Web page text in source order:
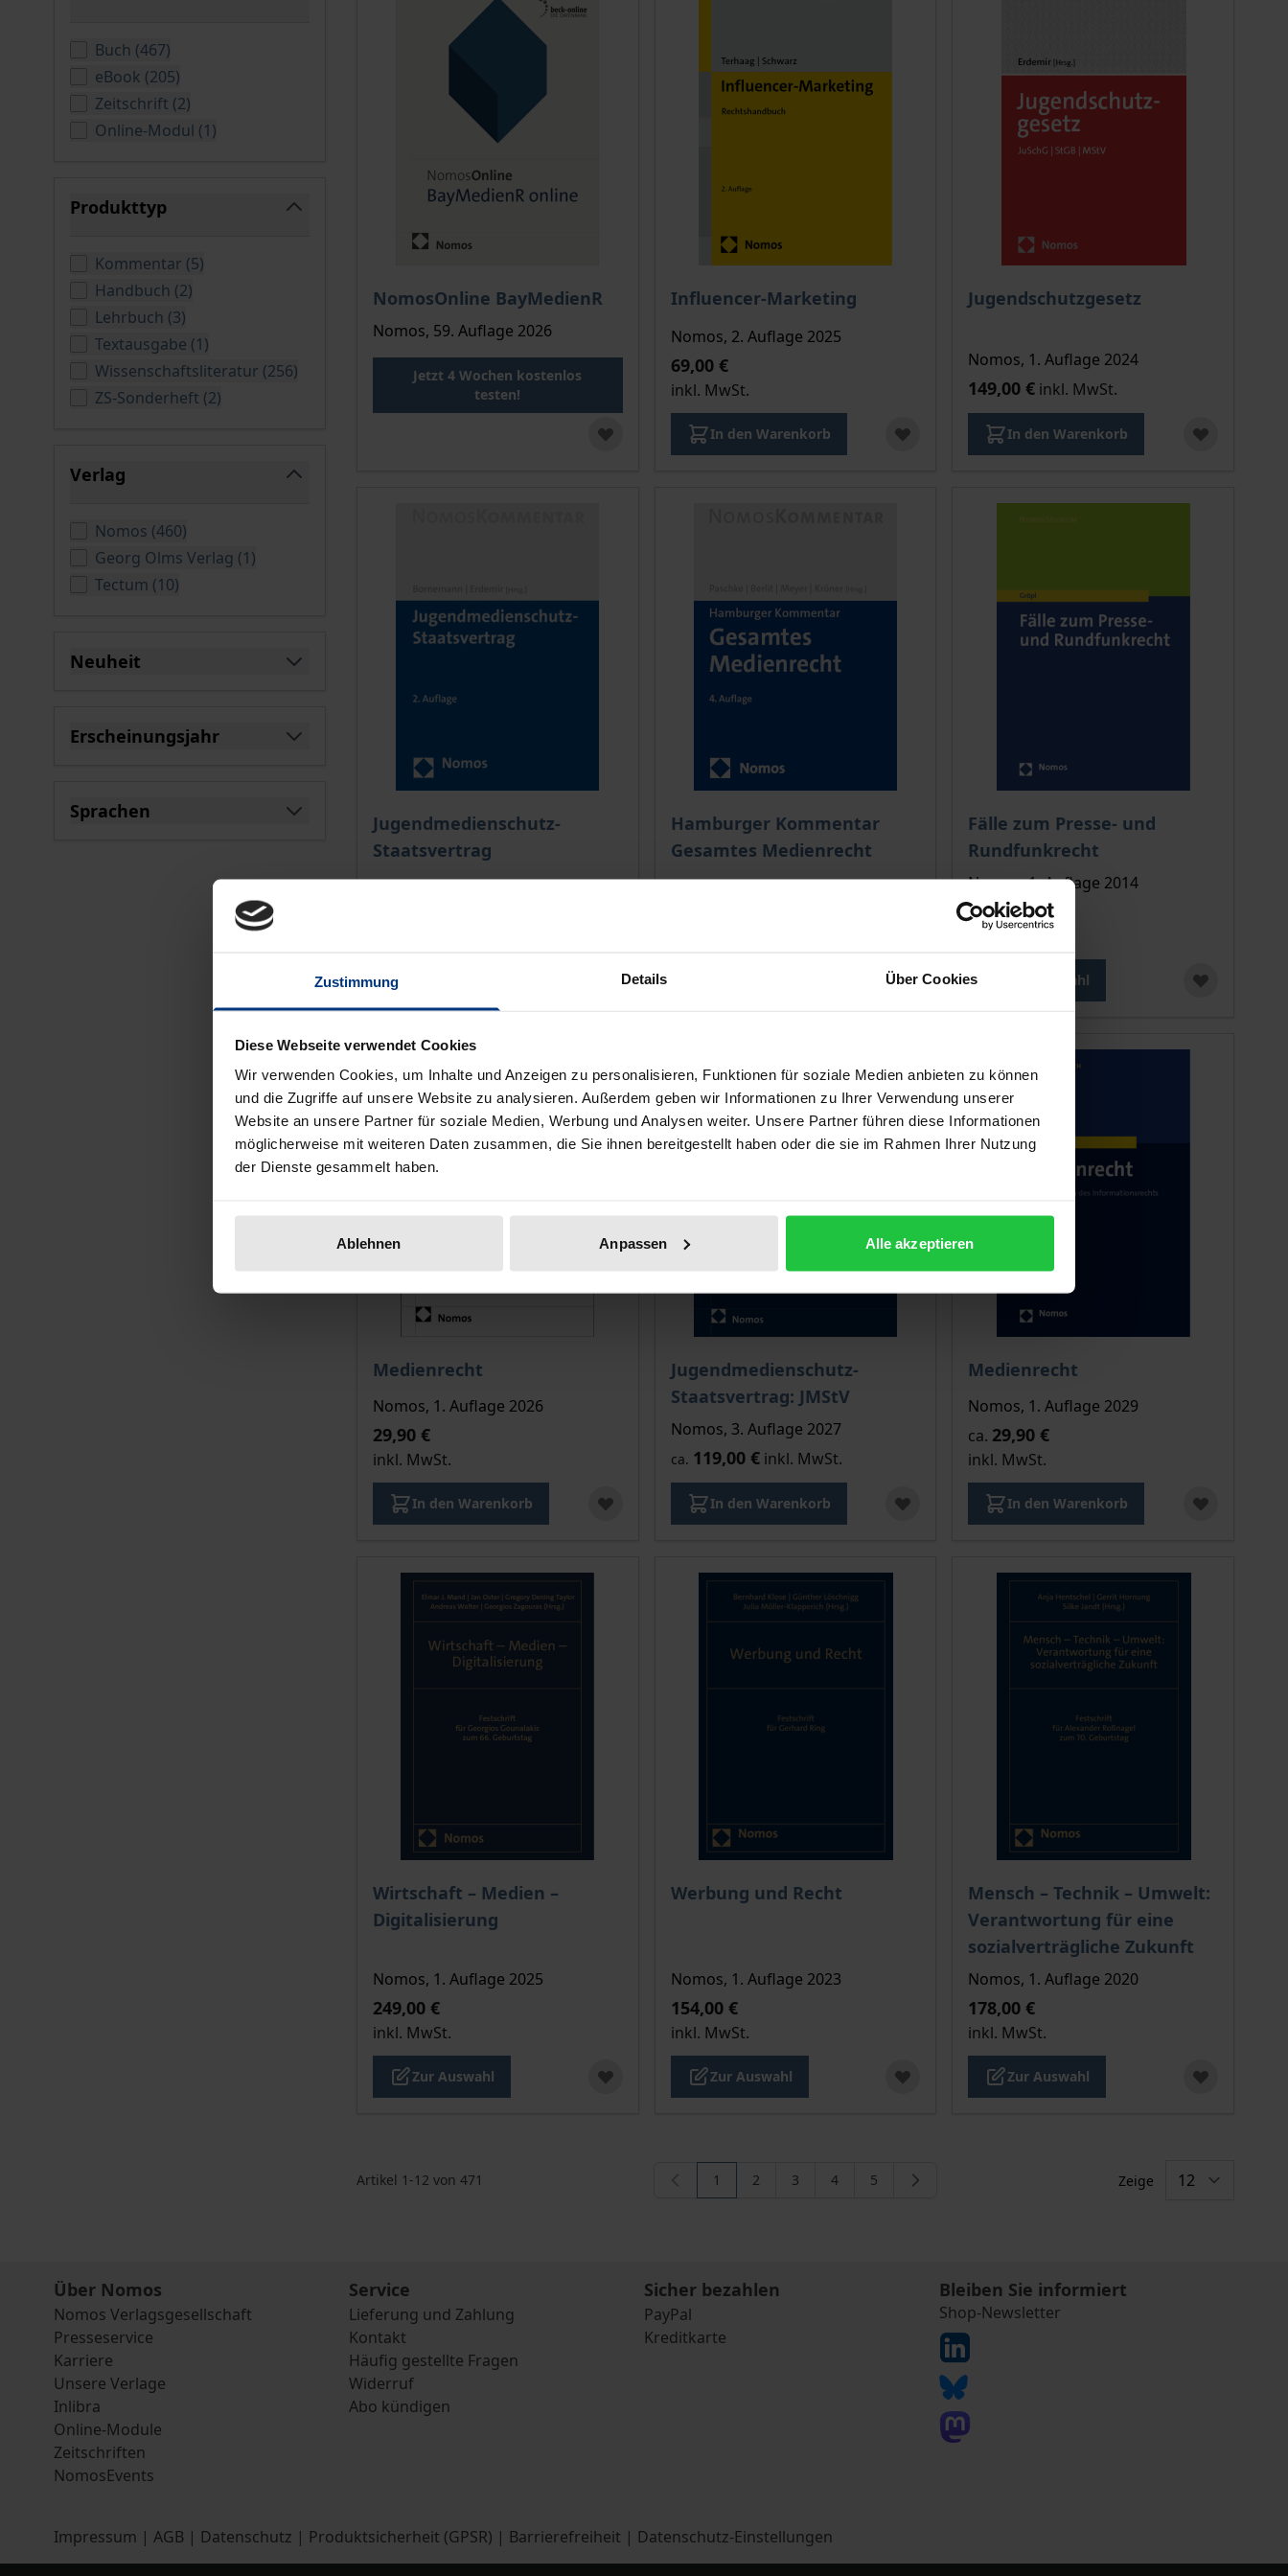
Zustimmung Details Über Cookies
Diese Webseite verwendet Cookies
Wir verwenden Cookies, um Inhalte und Anzeigen zu personalisieren, Funktionen für soziale Medien anbieten zu können
und die Zugriffe auf unsere Website zu analysieren. Außerdem geben wir Informationen zu Ihrer Verwendung unserer
Website an unsere Partner für soziale Medien, Werbung und Analysen weiter. Unsere Partner führen diese Informationen
möglicherweise mit weiteren Daten zusammen, die Sie ihnen bereitgestellt haben oder die sie im Rahmen Ihrer Nutzung
der Dienste gesammelt haben.
Ablehnen Anpassen Alle akzeptieren
Buch (467verfügbare Produkte
)
eBook (205verfügbare Produkte
)
Zeitschrift (2verfügbare Produkte
)
Online-Modul (1verfügbare Produkte
)
Produkttyp
Kommentar (5verfügbare Produkte
)
Handbuch (2verfügbare Produkte
)
Lehrbuch (3verfügbare Produkte
)
Textausgabe (1verfügbare Produkte
)
Wissenschaftsliteratur (256verfügbare Produkte
)
ZS-Sonderheft (2verfügbare Produkte
)
Verlag
Nomos (460verfügbare Produkte
)
Georg Olms Verlag (1verfügbare Produkte
)
Tectum (10verfügbare Produkte
)
Neuheit
Erscheinungsjahr
Sprachen
NomosOnline BayMedienR
Nomos, 59. Auflage 2026
Jetzt 4 Wochen kostenlos
testen!
Influencer-Marketing
Der Preis dieses Titels richtet sich nach der gewählten Produktoption auf der
Nomos, 2. Auflage 2025
69,00 €
inkl. MwSt.
In den Warenkorb
Jugendschutzgesetz
Nomos, 1. Auflage 2024
149,00 € inkl. MwSt.
In den Warenkorb
Jugendmedienschutz-
Staatsvertrag
Hamburger Kommentar
Gesamtes Medienrecht
Fälle zum Presse- und
Rundfunkrecht
Der Preis dieses Titels richtet sich nach
Nomos, 1. Auflage 2014
24,00 €
inkl. MwSt.
Zur Auswahl
Medienrecht
Der Preis dieses Titels richtet sich nach der gewählten Produktoption auf der Produktdetailseite
Nomos, 1. Auflage 2026
29,90 €
inkl. MwSt.
In den Warenkorb
Jugendmedienschutz-
Staatsvertrag: JMStV
Nomos, 3. Auflage 2027
ca. 119,00 € inkl. MwSt.
In den Warenkorb
Medienrecht
Der Preis dieses Titels richtet sich nach
Nomos, 1. Auflage 2029
ca. 29,90 €
inkl. MwSt.
In den Warenkorb
Wirtschaft – Medien –
Digitalisierung
Der Preis dieses Titels richtet sich nach der gewählten Produktoption auf der Produktdetailseite
Nomos, 1. Auflage 2025
249,00 €
inkl. MwSt.
Zur Auswahl
Werbung und Recht
Der Preis dieses Titels richtet sich nach der gewählten Produktoption auf der
Nomos, 1. Auflage 2023
154,00 €
inkl. MwSt.
Zur Auswahl
Mensch – Technik – Umwelt:
Verantwortung für eine
sozialverträgliche Zukunft
Der Preis dieses Titels richtet sich nach
Nomos, 1. Auflage 2020
178,00 €
inkl. MwSt.
Zur Auswahl
Artikel 1 -12 von 471 Sie lesen gerade die Seite
1 Seite
2 Seite
3 Seite
4 Seite
5 Zeige
Über Nomos
Nomos Verlagsgesellschaft
Presseservice
Karriere
Unsere Verlage
Inlibra
Online-Module
Zeitschriften
NomosEvents
Service
Lieferung und Zahlung
Kontakt
Häufig gestellte Fragen
Widerruf
Abo kündigen
Sicher bezahlen
PayPal
Kreditkarte
Bleiben Sie informiert
Shop-Newsletter
Impressum | AGB | Datenschutz | Produktsicherheit (GPSR) | Barrierefreiheit | Datenschutz-Einstellungen